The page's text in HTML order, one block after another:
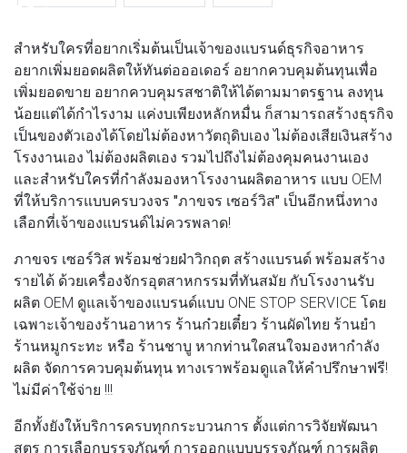
สำหรับใครที่อยากเริ่มต้นเป็นเจ้าของแบรนด์ธุรกิจอาหาร
อยากเพิ่มยอดผลิตให้ทันต่อออเดอร์ อยากควบคุมต้นทุนเพื่อ
เพิ่มยอดขาย อยากควบคุมรสชาติให้ได้ตามมาตรฐาน ลงทุน
น้อยแต่ได้กำไรงาม แค่งบเพียงหลักหมื่น ก็สามารถสร้างธุรกิจ
เป็นของตัวเองได้โดยไม่ต้องหาวัตถุดิบเอง ไม่ต้องเสียเงินสร้าง
โรงงานเอง ไม่ต้องผลิตเอง รวมไปถึงไม่ต้องคุมคนงานเอง
และสำหรับใครที่กำลังมองหาโรงงานผลิตอาหาร แบบ OEM
ที่ให้บริการแบบครบวงจร "ภาขจร เซอร์วิส" เป็นอีกหนึ่งทาง
เลือกที่เจ้าของแบรนด์ไม่ควรพลาด!
ภาขจร เซอร์วิส พร้อมช่วยฝ่าวิกฤต สร้างแบรนด์ พร้อมสร้าง
รายได้ ด้วยเครื่องจักรอุตสาหกรรมที่ทันสมัย กับโรงงานรับ
ผลิต OEM ดูแลเจ้าของแบรนด์แบบ ONE STOP SERVICE โดย
เฉพาะเจ้าของร้านอาหาร ร้านก๋วยเตี๋ยว ร้านผัดไทย ร้านยำ
ร้านหมูกระทะ หรือ ร้านชาบู หากท่านใดสนใจมองหากำลัง
ผลิต จัดการควบคุมต้นทุน ทางเราพร้อมดูแลให้คำปรึกษาฟรี!
ไม่มีค่าใช้จ่าย !!!
อีกทั้งยังให้บริการครบทุกกระบวนการ ตั้งแต่การวิจัยพัฒนา
สูตร การเลือกบรรจุภัณฑ์ การออกแบบบรรจุภัณฑ์ การผลิต